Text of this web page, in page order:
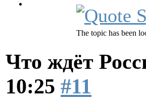
The topic has been
Что ждёт
10:25 #11